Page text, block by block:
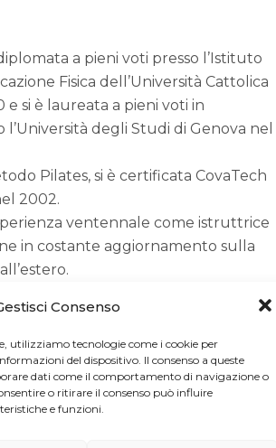
Consenso
utilizziamo tecnologie come i cookie per
del dispositivo. Il consenso a queste
dati come il comportamento di navigazione o
o ritirare il consenso può influire
e funzioni.
a pieni voti presso l’Istituto
Fisica dell’Università Cattolica
e si è laureata a pieni voti in
l’Università degli Studi di Genova nel
Pilates, si è certificata CovaTech
2002.
ventennale come istruttrice
in costante aggiornamento sulla